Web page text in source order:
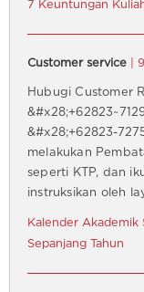
7 Keuntungan
Customer service |
Hubugi Customer
&#x28;+62823-
melakukan
seperti KTP, dan
instruksikan oleh
Kalender Akademik
Sepanjang Tahun